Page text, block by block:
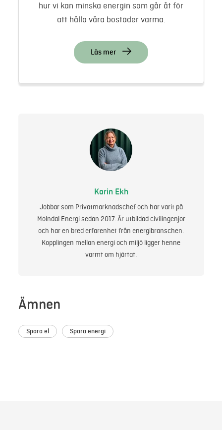
hur vi kan minska energin som går åt för
att hålla våra bostäder varma.
Läs mer
Karin Ekh
Jobbar som Privatmarknadschef och har varit på
Mölndal Energi sedan 2017. Är utbildad civilingenjör
och har en bred erfarenhet från energibranschen.
Kopplingen mellan energi och miljö ligger henne
varmt om hjärtat.
Ämnen
Spara el Spara energi